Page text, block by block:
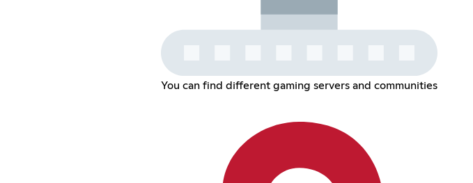
You can find different gaming servers and communities